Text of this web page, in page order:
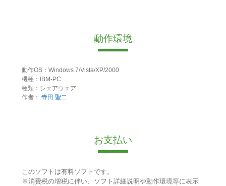
動作環境
動作OS：Windows 7/Vista/XP/2000
機種：IBM-PC
種類：シェアウェア
作者： 寺田 聖二
お支払い
このソフトは有料ソフトです。
※消費税の増税に伴い、ソフト詳細説明や動作環境等に表示